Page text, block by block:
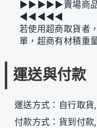
▶︎▶︎▶︎▶︎▶︎賣場商品
◀︎◀︎◀︎◀︎◀︎
若使用超商取貨者
單，超商有材積重
運送與付款
運送方式：自行取
付款方式：貨到付